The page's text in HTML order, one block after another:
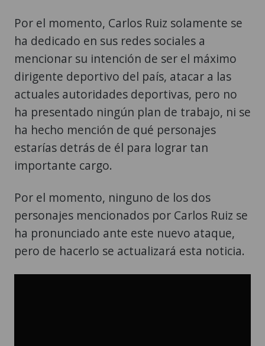
Por el momento, Carlos Ruiz solamente se
ha dedicado en sus redes sociales a
mencionar su intención de ser el máximo
dirigente deportivo del país, atacar a las
actuales autoridades deportivas, pero no
ha presentado ningún plan de trabajo, ni se
ha hecho mención de qué personajes
estarías detrás de él para lograr tan
importante cargo.
Por el momento, ninguno de los dos
personajes mencionados por Carlos Ruiz se
ha pronunciado ante este nuevo ataque,
pero de hacerlo se actualizará esta noticia.